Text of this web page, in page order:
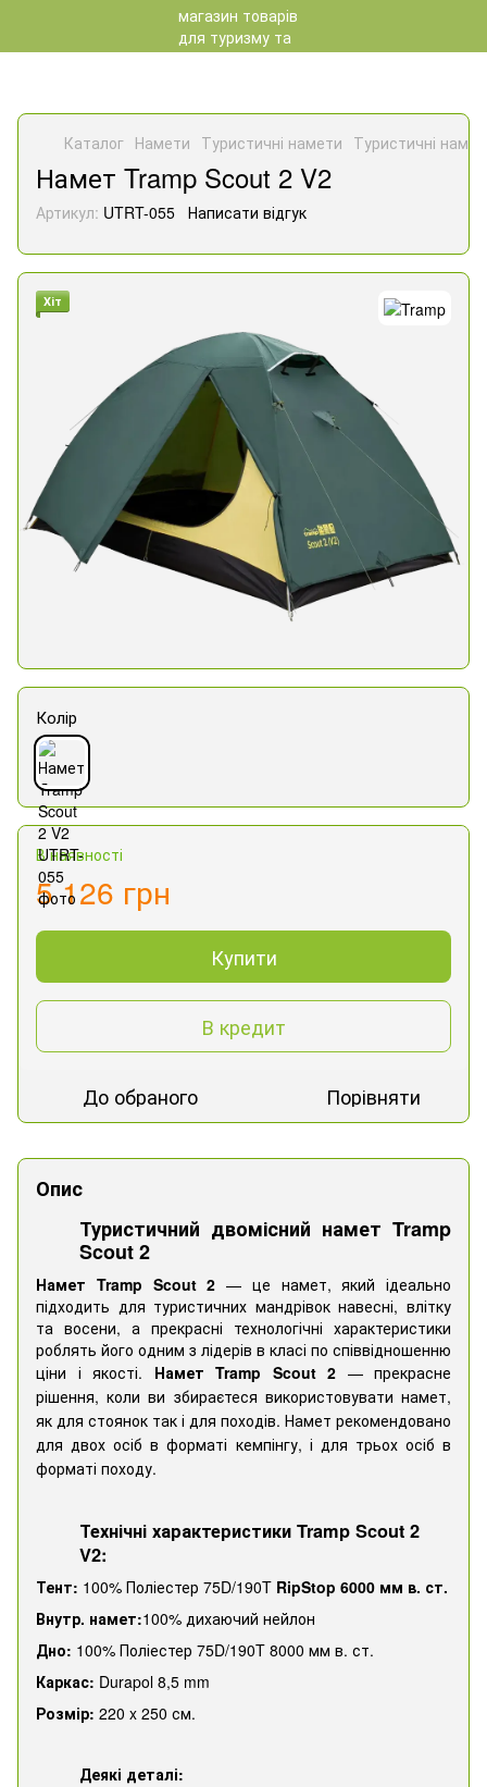
Каталог Намети Туристичні намети Туристичні
Намет Tramp Scout 2 V2
Артикул: UTRT-055 Написати відгук
Хіт
Колір
В наявності
5 126 грн
Купити
В кредит
До обраного Порівняти
Опис
Туристичний двомісний намет Tramp
Scout 2
Намет Tramp Scout 2 — це намет, який ідеально
підходить для туристичних мандрівок навесні, влітку
та восени, а прекрасні технологічні характеристики
роблять його одним з лідерів в класі по співвідношенню
ціни і якості. Намет Tramp Scout 2 — прекрасне
рішення, коли ви збираєтеся використовувати намет,
як для стоянок так і для походів. Намет рекомендовано
для двох осіб в форматі кемпінгу, і для трьох осіб в
форматі походу.
Технічні характеристики Tramp Scout 2
V2:
Тент: 100% Поліестер 75D/190T RipStop 6000 мм в. ст.
Внутр. намет:100% дихаючий нейлон
Дно: 100% Поліестер 75D/190T 8000 мм в. ст.
Каркас: Durapol 8,5 mm
Розмір: 220 x 250 см.
Деякі деталі: